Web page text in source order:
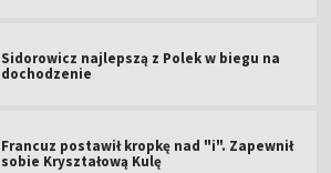
Sidorowicz najlepszą z Polek w biegu na
dochodzenie
Francuz postawił kropkę nad "i". Zapewnił
sobie Kryształową Kulę